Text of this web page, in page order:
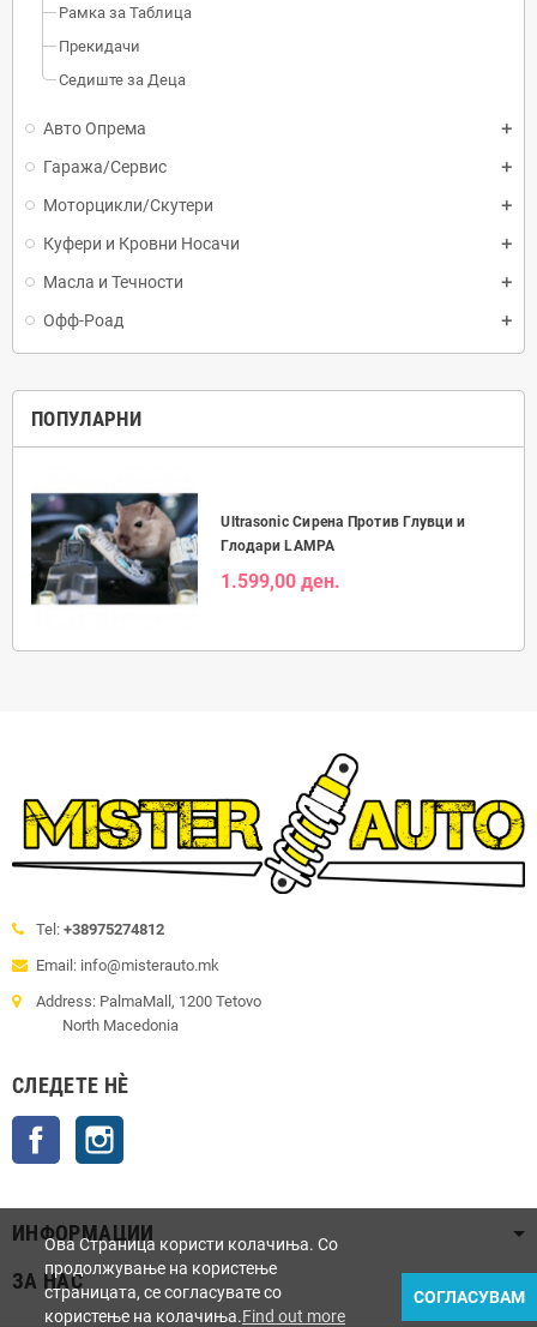
Рамка за Таблица
Прекидачи
Седиште за Деца
Авто Опрема
Гаража/Сервис
Моторцикли/Скутери
Куфери и Кровни Носачи
Масла и Течности
Офф-Роад
ПОПУЛАРНИ
Ultrasonic Сирена Против Глувци и
Глодари LAMPA
1.599,00 ден.
Tel: +38975274812
Email: info@misterauto.mk
Address: PalmaMall, 1200 Tetovo
North Macedonia
СЛЕДЕТЕ НÈ
Facebook
ИНФОРМАЦИИ
ЗА НАС
Ова Страница користи колачиња. Со
продолжување на користење
страницата, се согласувате со
користење на колачиња.Find out more
СОГЛАСУВАМ